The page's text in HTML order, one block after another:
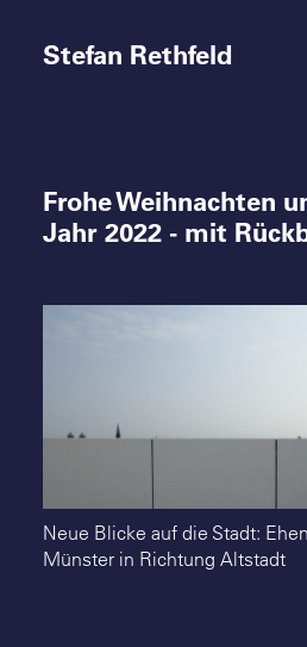
Stefan Rethfeld
Termine
Suche
Frohe Weihnachten
Jahr 2022 - mit
Neue Blicke auf die Stadt:
Münster in Richtung Altstadt